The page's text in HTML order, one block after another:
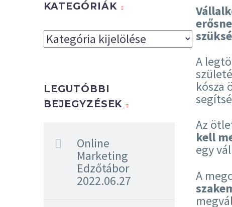
A
kósza
Az
kell
egy
A
KATEGÓRIÁK
Kategóriák
LEGUTÓBBI
BEJEGYZÉSEK
Online
Marketing
Edzőtábor
2022.06.27